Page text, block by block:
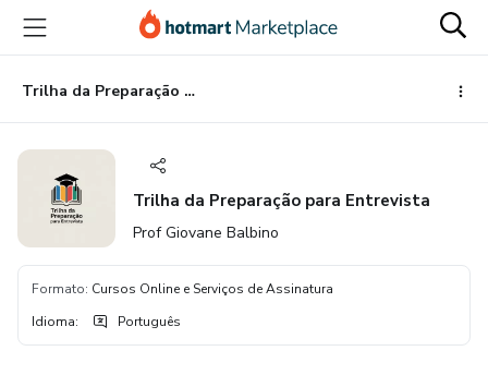
para
conteúdo
principal
para
pagamento
para
rodapé
Trilha da Preparação para Entrevista
Trilha da Preparação para Entrevista
Prof Giovane Balbino
Formato: Cursos Online e Serviços de Assinatura
Idioma: Português